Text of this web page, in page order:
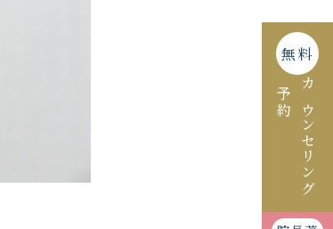
無料
カウンセリング
予約